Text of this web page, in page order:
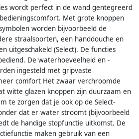
wordt perfect in de wand gentegreerd
Met grote knoppen
worden bijvoorbeeld de
straalsoorten, een handdouche en
uitgeschakeld (Select). De functies
De waterhoeveelheid en -
ingesteld met gripvaste
comfort Het zwaar verchroomde
witte glazen knoppen zijn duurzaam en
te zorgen dat je ook op de Select-
dat er water stroomt (bijvoorbeeld
de handige stopfunctie uitkomst. De
maken gebruik van een